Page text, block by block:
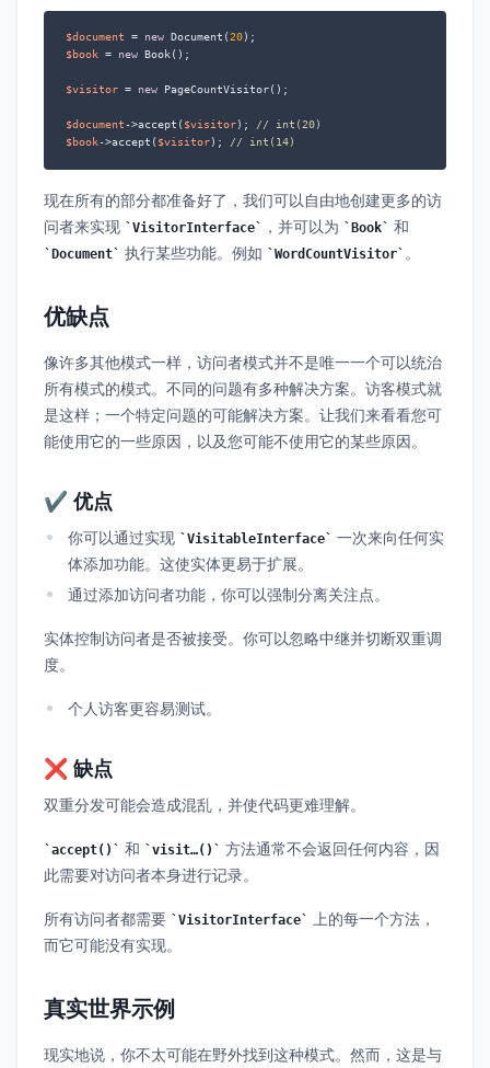
$document = new Document(20
$book = new Book();
$visitor = new PageCountVisitor();
$document->accept( $visitor);
// int(20)
$book->accept( $visitor); // int(14)
现在所有的部分都准备好了，我们可以自由地创建更多的访
问者来实现
VisitorInterface ，并可以为 Book 和
Document 执行某些功能。例如 WordCountVisitor 。
优缺点
像许多其他模式一样，访问者模式并不是唯一一个可以统治
所有模式的模式。不同的问题有多种解决方案。访客模式就
是这样；一个特定问题的可能解决方案。让我们来看看您可
能使用它的一些原因，以及您可能不使用它的某些原因。
✔️ 优点
你可以通过实现 VisitableInterface
一次来向任何实
体添加功能。这使实体更易于扩展。
通过添加访问者功能，你可以强制分离关注点。
实体控制访问者是否被接受。你可以忽略中继并切断双重调
度。
个人访客更容易测试。
❌ 缺点
双重分发可能会造成混乱，并使代码更难理解。
accept() 和 visit…()
方法通常不会返回任何内容，因
此需要对访问者本身进行记录。
所有访问者都需要 VisitorInterface
上的每一个方法，
而它可能没有实现。
真实世界示例
现实地说，你不太可能在野外找到这种模式。然而，这是与